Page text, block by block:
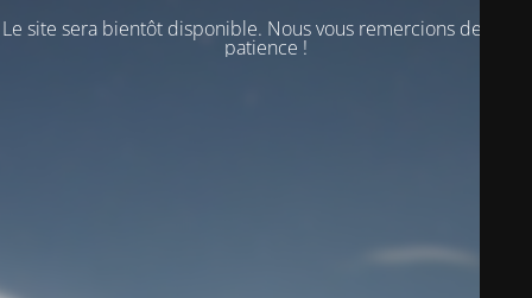
Le site sera bientôt disponible. Nous vous remercions de votre
patience !